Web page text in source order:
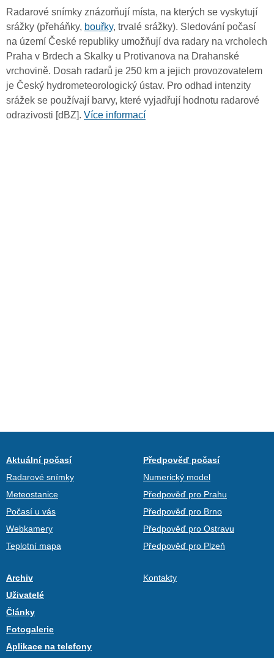
Radarové snímky znázorňují místa, na kterých se vyskytují
srážky (přeháňky, bouřky, trvalé srážky). Sledování počasí
na území České republiky umožňují dva radary na vrcholech
Praha v Brdech a Skalky u Protivanova na Drahanské
vrchovině. Dosah radarů je 250 km a jejich provozovatelem
je Český hydrometeorologický ústav. Pro odhad intenzity
srážek se používají barvy, které vyjadřují hodnotu radarové
odrazivosti [dBZ]. Více informací
Aktuální počasí
Radarové snímky
Meteostanice
Počasí u vás
Webkamery
Teplotní mapa
Předpověď počasí
Numerický model
Předpověď pro Prahu
Předpověď pro Brno
Předpověď pro Ostravu
Předpověď pro Plzeň
Archiv
Uživatelé
Články
Fotogalerie
Aplikace na telefony
Kontakty